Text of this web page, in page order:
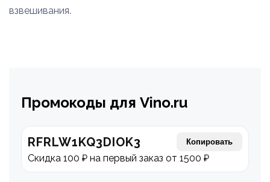
взвешивания.
Промокоды для Vino.ru
RFRLW1KQ3DIOK3 Копировать
Скидка 100 ₽ на первый заказ от 1500 ₽